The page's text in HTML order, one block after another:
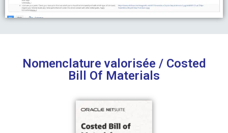
Nomenclature valorisée / Costed
Bill Of Materials